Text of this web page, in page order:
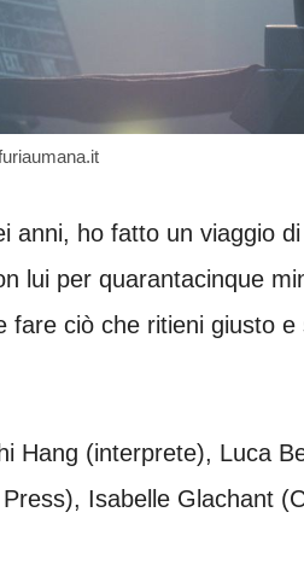
anni, ho fatto un viaggio
lui per quarantacinque
fare ciò che ritieni giusto
Hang (interprete), Luca
Isabelle Glachant